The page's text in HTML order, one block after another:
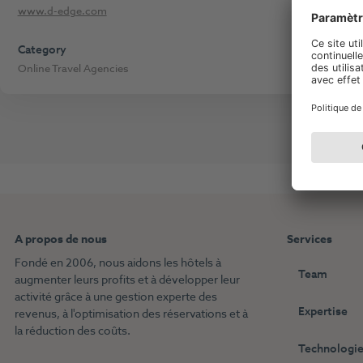
www.d-edge.com
Category
Online Travel Agencies
A propos de nous
Fondé en 2006, nous aidons les hôtels à
augmenter leurs profits et à développer leur
activité grâce à une gestion experte des
revenus, à l'optimisation des réservations et à
la réduction des coûts.
Services
Team
Expertise